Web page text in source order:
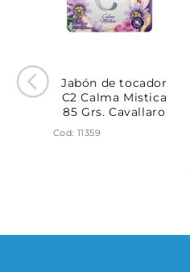
Jabón de tocador
C2 Calma Mistica
85 Grs. Cavallaro
Cod: 11359